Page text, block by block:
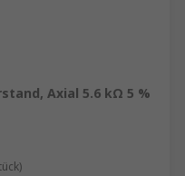
Axial 5.6 kΩ 5 %